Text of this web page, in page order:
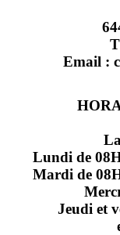
Email :
Lundi de
Mardi de
Jeudi et